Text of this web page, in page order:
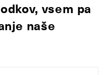
vsem pa
naše